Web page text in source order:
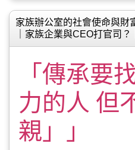
家族辦公室的社會使命與財
｜家族企業與CEO打官司
「傳承要
力的人 但
親」」